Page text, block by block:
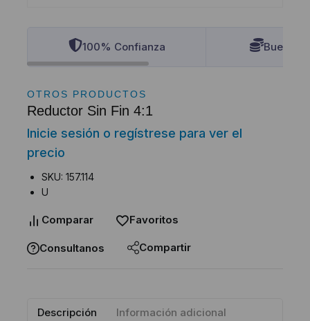
100% Confianza Buenos
OTROS PRODUCTOS
Reductor Sin Fin 4:1
Inicie sesión o regístrese para ver el
precio
SKU: 157.114
U
Comparar Favoritos
Consultanos Compartir
Descripción Información adicional